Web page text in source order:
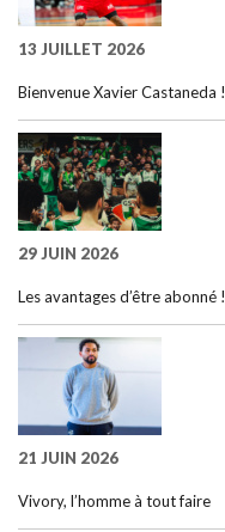
13 JUILLET 2026
Bienvenue Xavier Castaneda !
29 JUIN 2026
Les avantages d’être abonné !
21 JUIN 2026
Vivory, l’homme à tout faire